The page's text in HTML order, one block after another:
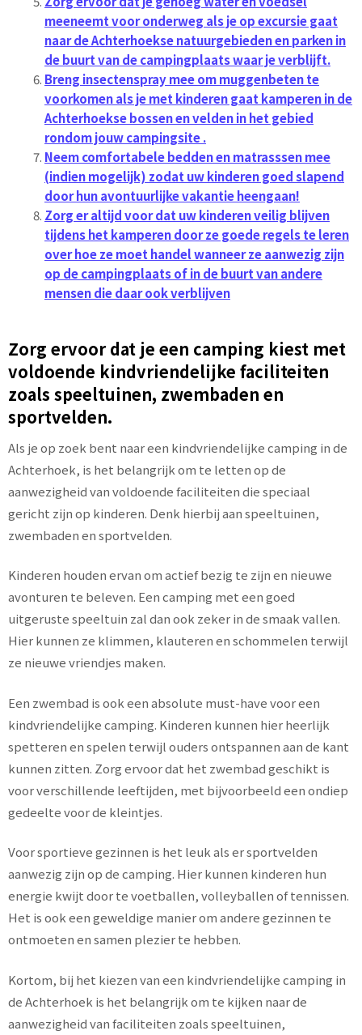
meeneemt voor onderweg als je op excursie gaat
naar de Achterhoekse natuurgebieden en parken in
de buurt van de campingplaats waar je verblijft.
Breng insectenspray mee om muggenbeten te
voorkomen als je met kinderen gaat kamperen in de
Achterhoekse bossen en velden in het gebied
rondom jouw campingsite .
Neem comfortabele bedden en matrasssen mee
(indien mogelijk) zodat uw kinderen goed slapend
door hun avontuurlijke vakantie heengaan!
Zorg er altijd voor dat uw kinderen veilig blijven
tijdens het kamperen door ze goede regels te leren
over hoe ze moet handel wanneer ze aanwezig zijn
op de campingplaats of in de buurt van andere
mensen die daar ook verblijven
Zorg ervoor dat je een camping kiest met
voldoende kindvriendelijke faciliteiten
zoals speeltuinen, zwembaden en
sportvelden.
Als je op zoek bent naar een kindvriendelijke camping in de
Achterhoek, is het belangrijk om te letten op de
aanwezigheid van voldoende faciliteiten die speciaal
gericht zijn op kinderen. Denk hierbij aan speeltuinen,
zwembaden en sportvelden.
Kinderen houden ervan om actief bezig te zijn en nieuwe
avonturen te beleven. Een camping met een goed
uitgeruste speeltuin zal dan ook zeker in de smaak vallen.
Hier kunnen ze klimmen, klauteren en schommelen terwijl
ze nieuwe vriendjes maken.
Een zwembad is ook een absolute must-have voor een
kindvriendelijke camping. Kinderen kunnen hier heerlijk
spetteren en spelen terwijl ouders ontspannen aan de kant
kunnen zitten. Zorg ervoor dat het zwembad geschikt is
voor verschillende leeftijden, met bijvoorbeeld een ondiep
gedeelte voor de kleintjes.
Voor sportieve gezinnen is het leuk als er sportvelden
aanwezig zijn op de camping. Hier kunnen kinderen hun
energie kwijt door te voetballen, volleyballen of tennissen.
Het is ook een geweldige manier om andere gezinnen te
ontmoeten en samen plezier te hebben.
Kortom, bij het kiezen van een kindvriendelijke camping in
de Achterhoek is het belangrijk om te kijken naar de
aanwezigheid van faciliteiten zoals speeltuinen,